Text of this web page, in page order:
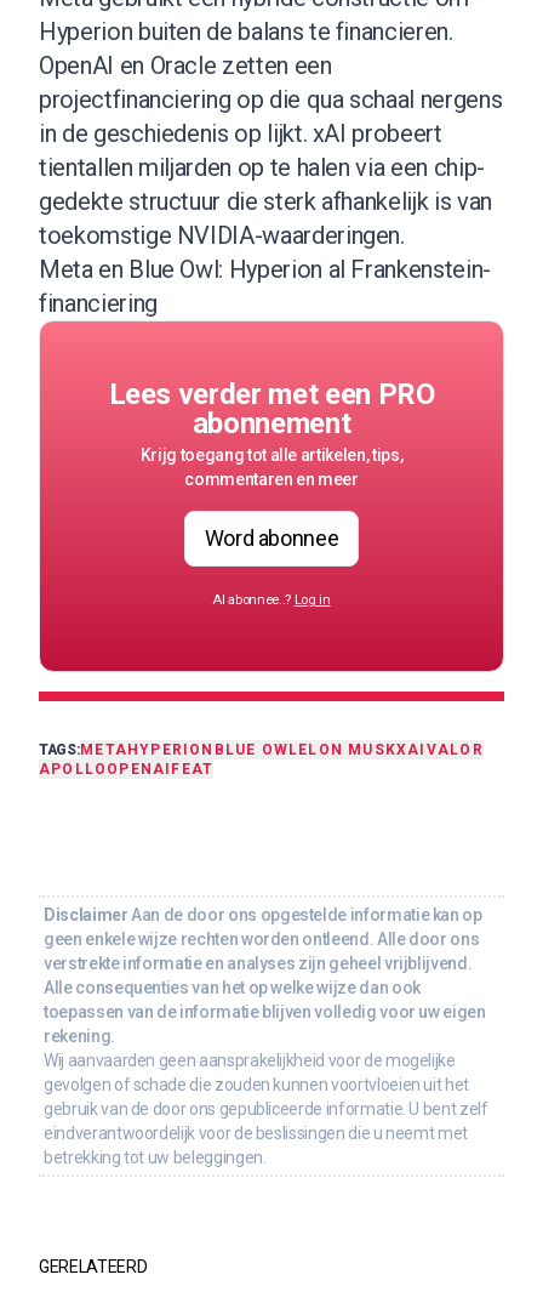
Hyperion buiten de balans te financieren.
OpenAI en Oracle zetten een
projectfinanciering op die qua schaal nergens
in de geschiedenis op lijkt. xAI probeert
tientallen miljarden op te halen via een chip-
gedekte structuur die sterk afhankelijk is van
toekomstige NVIDIA-waarderingen.
Meta en Blue Owl: Hyperion al Frankenstein-
financiering
Lees verder met een PRO
abonnement
Krijg toegang tot alle artikelen, tips,
commentaren en meer
Word abonnee
Al abonnee..? Log in
TAGS:META HYPERION BLUE OWL ELON MUSKXAI VALOR
APOLLO OPENAI FEAT
Disclaimer Aan de door ons opgestelde informatie kan op
geen enkele wijze rechten worden ontleend. Alle door ons
verstrekte informatie en analyses zijn geheel vrijblijvend.
Alle consequenties van het op welke wijze dan ook
toepassen van de informatie blijven volledig voor uw eigen
rekening.
Wij aanvaarden geen aansprakelijkheid voor de mogelijke
gevolgen of schade die zouden kunnen voortvloeien uit het
gebruik van de door ons gepubliceerde informatie. U bent zelf
eindverantwoordelijk voor de beslissingen die u neemt met
betrekking tot uw beleggingen.
GERELATEERD